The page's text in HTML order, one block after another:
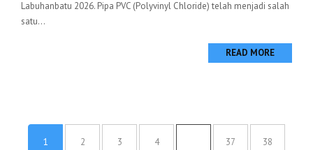
Labuhanbatu 2026. Pipa PVC (Polyvinyl Chloride) telah menjadi salah
satu...
READ MORE
1 2 3 4 37 38